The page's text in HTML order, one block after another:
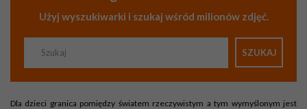
Dla dzieci granica pomiędzy światem rzeczywistym a tym wymyślonym jest
Użyj wyszukiwarki i szukaj wśród milionów zdjęć.
SZUKAJ